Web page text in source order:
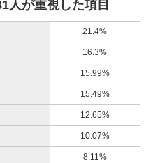
人が重視した項目
21.4%
16.3%
15.99%
15.49%
12.65%
10.07%
8.11%